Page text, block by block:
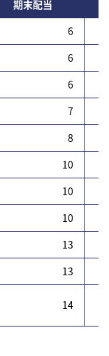
期末配当
6
6
6
7
8
10
10
10
13
13
14